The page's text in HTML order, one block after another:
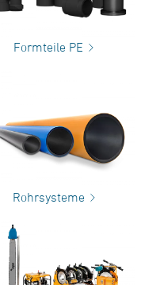
Formteile PE
Rohrsysteme